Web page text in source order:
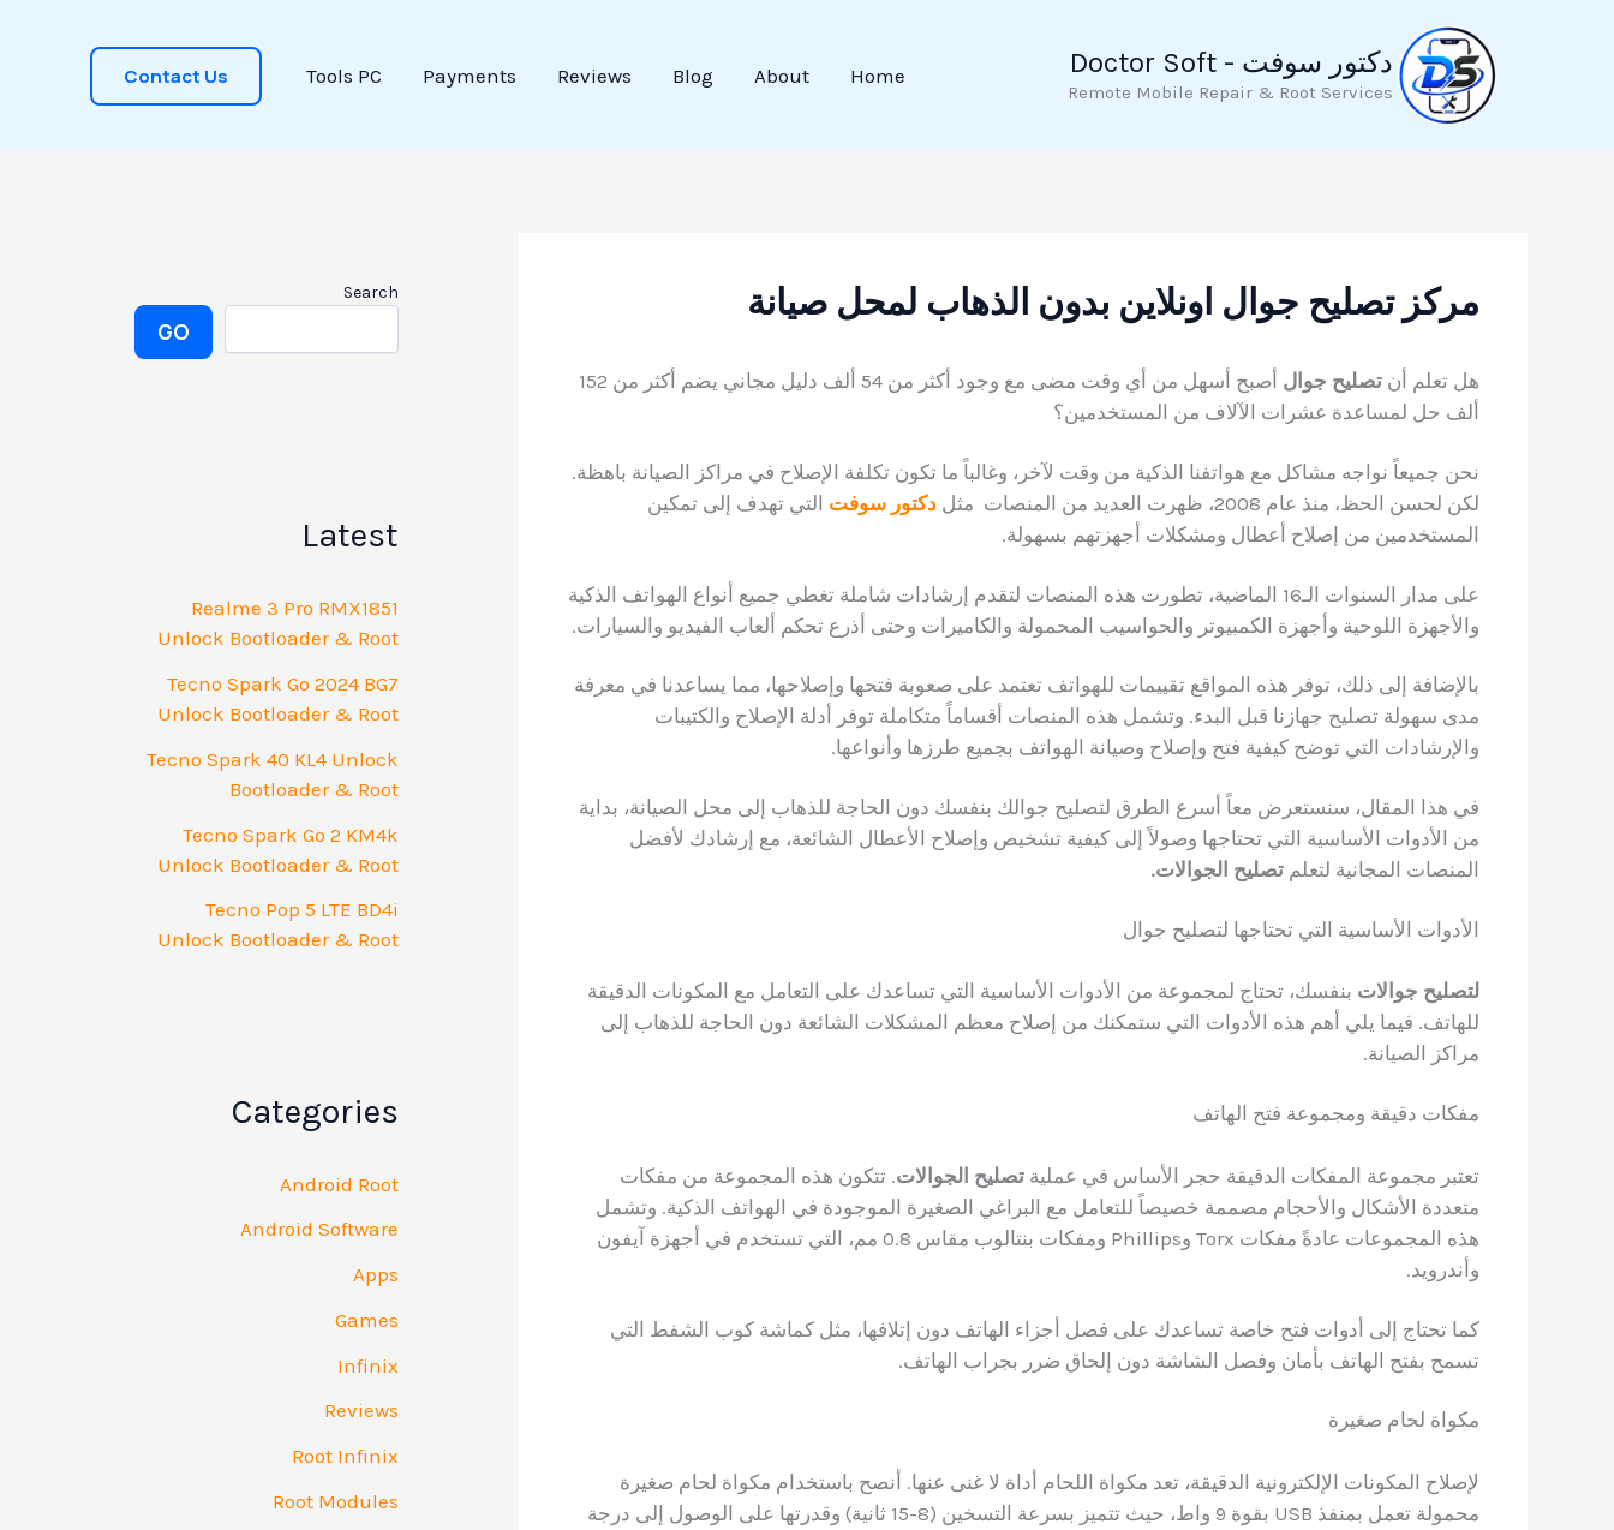
دكتور سوفت - Doctor Soft
Remote Mobile Repair & Root Services
Home
About
Blog
Reviews
Payments
Tools PC
Contact Us
مركز تصليح جوال اونلاين بدون الذهاب لمحل صيانة
هل تعلم أن تصليح جوال
أصبح أسهل من أي وقت مضى مع وجود أكثر من 54 ألف دليل مجاني يضم أكثر من 152
ألف حل لمساعدة عشرات الآلاف من المستخدمين؟
نحن جميعاً نواجه مشاكل مع هواتفنا الذكية من وقت لآخر، وغالباً ما تكون تكلفة الإصلاح في مراكز الصيانة باهظة.
لكن لحسن الحظ، منذ عام 2008، ظهرت العديد من المنصات مثل
دكتور سوفت التي تهدف إلى تمكين
المستخدمين من إصلاح أعطال ومشكلات أجهزتهم بسهولة.
على مدار السنوات الـ16 الماضية، تطورت هذه المنصات لتقدم إرشادات شاملة تغطي جميع أنواع الهواتف الذكية
والأجهزة اللوحية وأجهزة الكمبيوتر والحواسيب المحمولة والكاميرات وحتى أذرع تحكم ألعاب الفيديو والسيارات.
بالإضافة إلى ذلك، توفر هذه المواقع تقييمات للهواتف تعتمد على صعوبة فتحها وإصلاحها، مما يساعدنا في معرفة
مدى سهولة تصليح جهازنا قبل البدء. وتشمل هذه المنصات أقساماً متكاملة توفر أدلة الإصلاح والكتيبات
والإرشادات التي توضح كيفية فتح وإصلاح وصيانة الهواتف بجميع طرزها وأنواعها.
في هذا المقال، سنستعرض معاً أسرع الطرق لتصليح جوالك بنفسك دون الحاجة للذهاب إلى محل الصيانة، بداية
من الأدوات الأساسية التي تحتاجها وصولاً إلى كيفية تشخيص وإصلاح الأعطال الشائعة، مع إرشادك لأفضل
المنصات المجانية لتعلم تصليح الجوالات.
الأدوات الأساسية التي تحتاجها لتصليح جوال
لتصليح جوالات بنفسك، تحتاج لمجموعة من الأدوات الأساسية التي تساعدك على التعامل مع المكونات الدقيقة
للهاتف. فيما يلي أهم هذه الأدوات التي ستمكنك من إصلاح معظم المشكلات الشائعة دون الحاجة للذهاب إلى
مراكز الصيانة.
مفكات دقيقة ومجموعة فتح الهاتف
تعتبر مجموعة المفكات الدقيقة حجر الأساس في عملية تصليح الجوالات. تتكون هذه المجموعة من مفكات
متعددة الأشكال والأحجام مصممة خصيصاً للتعامل مع البراغي الصغيرة الموجودة في الهواتف الذكية. وتشمل
هذه المجموعات عادةً مفكات Torx وPhillips ومفكات بنتالوب مقاس 0.8 مم، التي تستخدم في أجهزة آيفون
وأندرويد.
كما تحتاج إلى أدوات فتح خاصة تساعدك على فصل أجزاء الهاتف دون إتلافها، مثل كماشة كوب الشفط التي
تسمح بفتح الهاتف بأمان وفصل الشاشة دون إلحاق ضرر بجراب الهاتف.
مكواة لحام صغيرة
لإصلاح المكونات الإلكترونية الدقيقة، تعد مكواة اللحام أداة لا غنى عنها. أنصح باستخدام مكواة لحام صغيرة
محمولة تعمل بمنفذ USB بقوة 9 واط، حيث تتميز بسرعة التسخين (8-15 ثانية) وقدرتها على الوصول إلى درجة
Search
GO
Latest
Realme 3 Pro RMX1851
Unlock Bootloader & Root
Tecno Spark Go 2024 BG7
Unlock Bootloader & Root
Tecno Spark 40 KL4 Unlock
Bootloader & Root
Tecno Spark Go 2 KM4k
Unlock Bootloader & Root
Tecno Pop 5 LTE BD4i
Unlock Bootloader & Root
Categories
Android Root
Android Software
Apps
Games
Infinix
Reviews
Root Infinix
Root Modules